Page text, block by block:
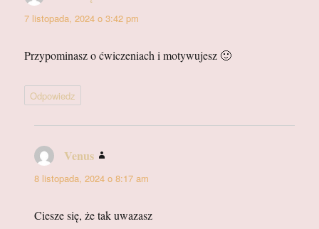
7 listopada, 2024 o 3:42 pm
Przypominasz o ćwiczeniach i motywujesz 🙂
Odpowiedz
Venus
8 listopada, 2024 o 8:17 am
Ciesze się, że tak uwazasz